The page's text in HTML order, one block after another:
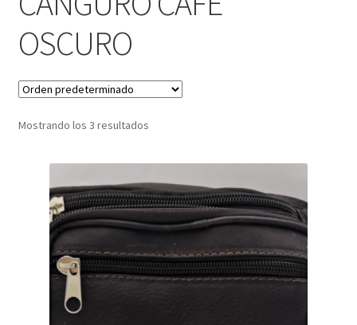
Infantil
Pisabilletes
sombreros
OSCURO
Mostrando los 3 resultados